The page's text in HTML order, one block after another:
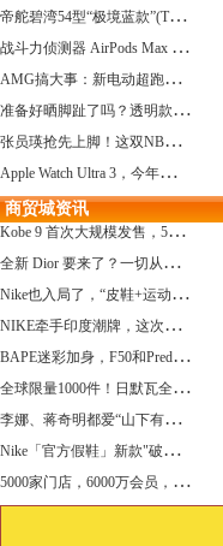
帝
舵碧湾54型“极境蓝款”(TUDOR Black Bay 54)
战
斗力侦测器 AirPods Max 保护壳？？ 龙珠Z x CASETiFY 联名系列发布
A
MG搞大事：新电动超跑模拟V8声浪
准
备好晒脚趾了吗？透明款 AF1 要回归了
张
员瑛抢先上脚！这双NB一看就要火
A
pple Watch Ultra 3，今年秋天真的要来了？
商贸城资讯
K
obe 9 首次大规模发售，5双科比新款将同时上线！
全
新 Dior 要来了？一切从这只托特包开始说起！
N
ike也入局了，“皮鞋+运动鞋”风潮，你喜欢哪一款？
N
IKE牵手印度潮牌，这次真的不一样
B
APE迷彩加身，F50和Predator迎来全新联名
全
球限量1000件！日默瓦全新多功能设计凳来了
李
娜、蒋奇明都爱“山下有松”！东方美学包袋，为什么引领风向？
N
ike「官方假鞋」新款"破防退出游戏"曝光，确认发售
5
000家门店，6000万会员，30亿“内衣大王”大手笔分红！